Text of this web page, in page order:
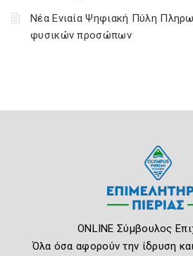
Νέα Ενιαία Ψηφιακή Πύλη
φυσικών προσώπων
ONLINE Σύμβουλος
Όλα όσα αφορούν την ίδρυση